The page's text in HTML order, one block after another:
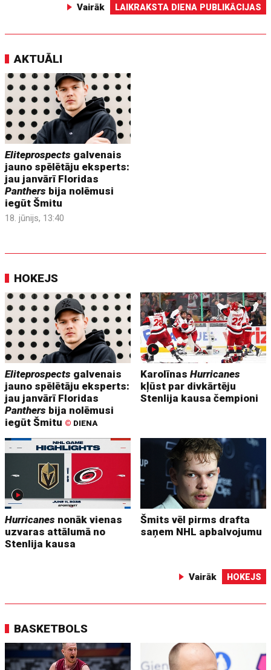
Vairāk LAIKRAKSTA DIENA PUBLIKĀCIJAS
AKTUĀLI
Eliteprospects galvenais
jauno spēlētāju eksperts:
jau janvārī Floridas
Panthers bija nolēmusi
iegūt Šmitu
18. jūnijs, 13:40
HOKEJS
Eliteprospects galvenais
jauno spēlētāju eksperts:
jau janvārī Floridas
Panthers bija nolēmusi
iegūt Šmitu © DIENA
KarolīnasHurricanes
kļūst par divkārtēju
Stenlija kausa čempioni
Hurricanes nonāk vienas
uzvaras attālumā no
Stenlija kausa
Šmits vēl pirms drafta
saņem NHL apbalvojumu
Vairāk HOKEJS
BASKETBOLS